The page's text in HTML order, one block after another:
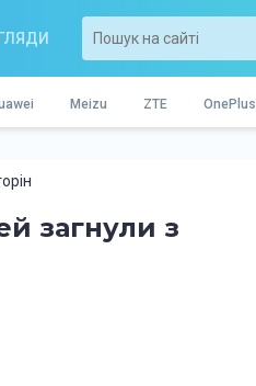
Meizu ZTE OnePlus
загнули з